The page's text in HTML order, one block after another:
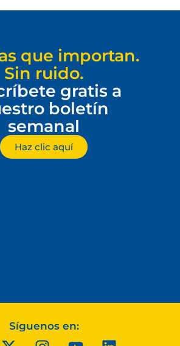
que importan.
Sin ruido.
gratis a
boletín
semanal
Haz clic aquí
Síguenos en: